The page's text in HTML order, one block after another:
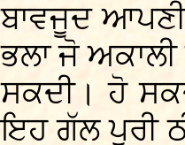
ਬਾਵਜੂਦ
ਭਲਾ ਜੋ
ਸਕਦੀ। ਹੋ
ਇਹ ਗੱਲ ਪੂਰੀ